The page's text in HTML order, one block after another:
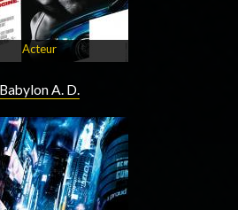
Acteur
Babylon A. D.